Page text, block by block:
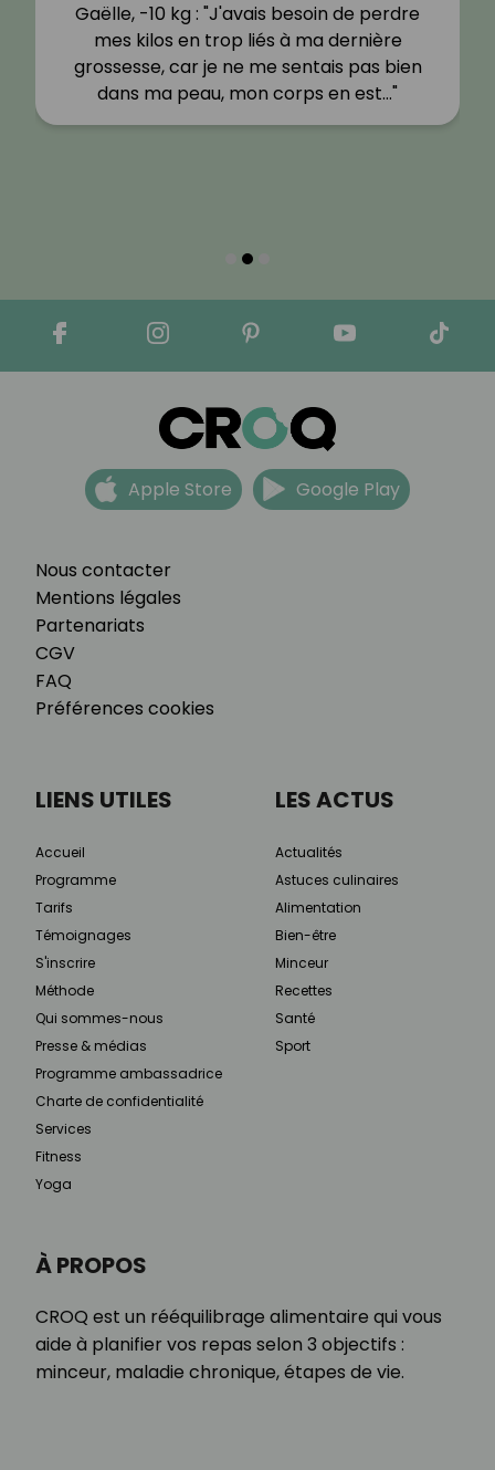
Gaëlle, -10 kg : "J'avais besoin de perdre
mes kilos en trop liés à ma dernière
grossesse, car je ne me sentais pas bien
dans ma peau, mon corps en est…"
Nous contacter
Mentions légales
Partenariats
CGV
FAQ
Préférences cookies
Apple Store Google Play
À PROPOS
CROQ est un rééquilibrage alimentaire qui vous
aide à planifier vos repas selon 3 objectifs :
minceur, maladie chronique, étapes de vie.
LIENS UTILES
Accueil
Programme
Tarifs
Témoignages
S'inscrire
Méthode
Qui sommes-nous
Presse & médias
Programme ambassadrice
Charte de confidentialité
Services
Fitness
Yoga
LES ACTUS
Actualités
Astuces culinaires
Alimentation
Bien-être
Minceur
Recettes
Santé
Sport